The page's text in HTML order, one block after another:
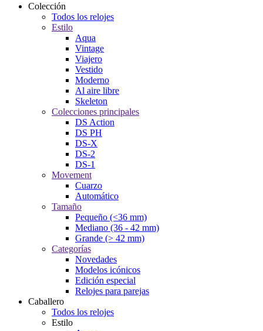
Colección
Todos los relojes
Estilo
Aqua
Vintage
Viajero
Vestido
Moderno
Al aire libre
Skeleton
Colecciones principales
DS Action
DS PH
DS-X
DS-2
DS-1
Movement
Cuarzo
Automático
Tamaño
Pequeño (<36 mm)
Mediano (36 - 42 mm)
Grande (> 42 mm)
Categorías
Novedades
Modelos icónicos
Edición especial
Relojes para parejas
Caballero
Todos los relojes
Estilo